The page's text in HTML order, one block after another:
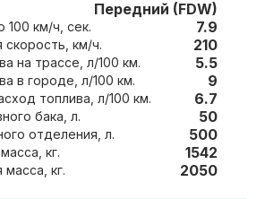
Передний (FDW)
100 км/ч, сек. 7.9
Максимальная скорость, км/ч. 210
на трассе, л/100 км. 5.5
в городе, л/100 км. 9
топлива, л/100 км. 6.7
Объем топливного бака, л. 50
Объем багажного отделения, л. 500
Снаряженная масса, кг. 1542
Максимальная масса, кг. 2050